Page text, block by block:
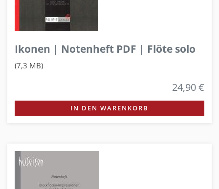
Ikonen | Notenheft PDF | Flöte solo
(7,3 MB)
24,90 €
IN DEN WARENKORB